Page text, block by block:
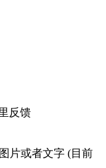
反馈
片或者文字 (目前